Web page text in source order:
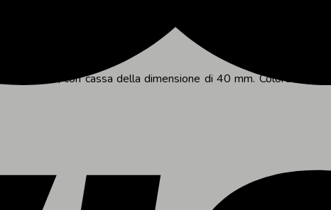
silicone, con cassa della dimensione di 40 mm. Colore rosso
5 ATM. Codice